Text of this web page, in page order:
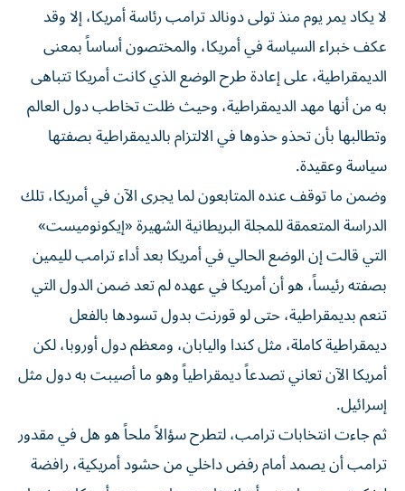
لا يكاد يمر يوم منذ تولى دونالد ترامب رئاسة أمريكا، إلا وقد
عكف خبراء السياسة في أمريكا، والمختصون أساساً بمعنى
الديمقراطية، على إعادة طرح الوضع الذي كانت أمريكا تتباهى
به من أنها مهد الديمقراطية، وحيث ظلت تخاطب دول العالم
وتطالبها بأن تحذو حذوها في الالتزام بالديمقراطية بصفتها
سياسة وعقيدة.
وضمن ما توقف عنده المتابعون لما يجرى الآن في أمريكا، تلك
الدراسة المتعمقة للمجلة البريطانية الشهيرة «إيكونوميست»
التي قالت إن الوضع الحالي في أمريكا بعد أداء ترامب لليمين
بصفته رئيساً، هو أن أمريكا في عهده لم تعد ضمن الدول التي
تنعم بديمقراطية، حتى لو قورنت بدول تسودها بالفعل
ديمقراطية كاملة، مثل كندا واليابان، ومعظم دول أوروبا، لكن
أمريكا الآن تعاني تصدعاً ديمقراطياً وهو ما أصيبت به دول مثل
إسرائيل.
ثم جاءت انتخابات ترامب، لتطرح سؤالاً ملحاً هو هل في مقدور
ترامب أن يصمد أمام رفض داخلي من حشود أمريكية، رافضة